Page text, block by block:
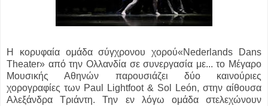
Η κορυφαία ομάδα σύγχρονου χορού«Nederlands Dans
Theater» από την Ολλανδία σε συνεργασία με... το Μέγαρο
Μουσικής Αθηνών παρουσιάζει δύο καινούριες
χορογραφίες των Paul Lightfoot & Sol León, στην αίθουσα
Αλεξάνδρα Τριάντη. Την εν λόγω ομάδα στελεχώνουν